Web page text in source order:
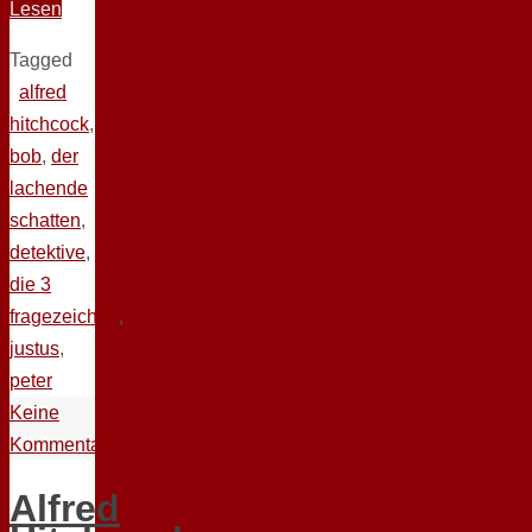
Lesen
Tagged
alfred
hitchcock,
bob, der
lachende
schatten,
detektive,
die 3
fragezeichen ,
justus,
peter
Keine
Kommentare
Alfred